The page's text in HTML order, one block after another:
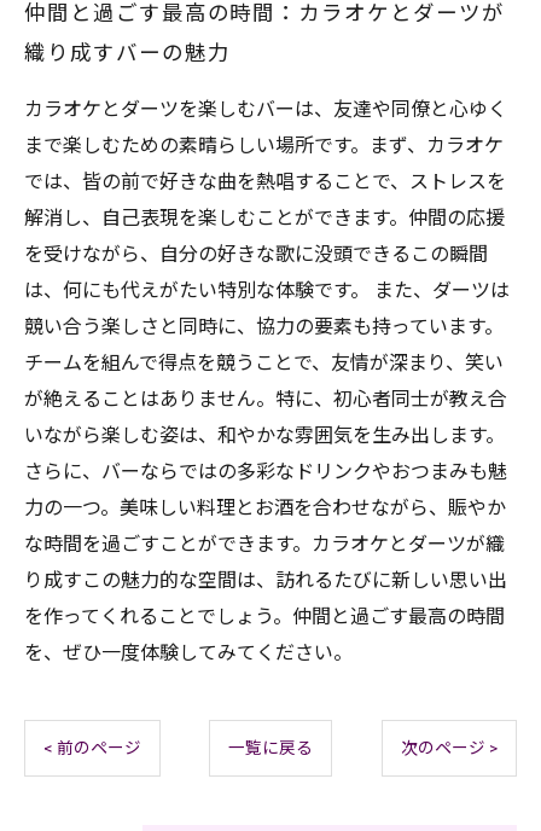
仲間と過ごす最高の時間：カラオケとダーツが
織り成すバーの魅力
カラオケとダーツを楽しむバーは、友達や同僚と心ゆく
まで楽しむための素晴らしい場所です。まず、カラオケ
では、皆の前で好きな曲を熱唱することで、ストレスを
解消し、自己表現を楽しむことができます。仲間の応援
を受けながら、自分の好きな歌に没頭できるこの瞬間
は、何にも代えがたい特別な体験です。 また、ダーツは
競い合う楽しさと同時に、協力の要素も持っています。
チームを組んで得点を競うことで、友情が深まり、笑い
が絶えることはありません。特に、初心者同士が教え合
いながら楽しむ姿は、和やかな雰囲気を生み出します。
さらに、バーならではの多彩なドリンクやおつまみも魅
力の一つ。美味しい料理とお酒を合わせながら、賑やか
な時間を過ごすことができます。カラオケとダーツが織
り成すこの魅力的な空間は、訪れるたびに新しい思い出
を作ってくれることでしょう。仲間と過ごす最高の時間
を、ぜひ一度体験してみてください。
< 前のページ 一覧に戻る 次のページ >